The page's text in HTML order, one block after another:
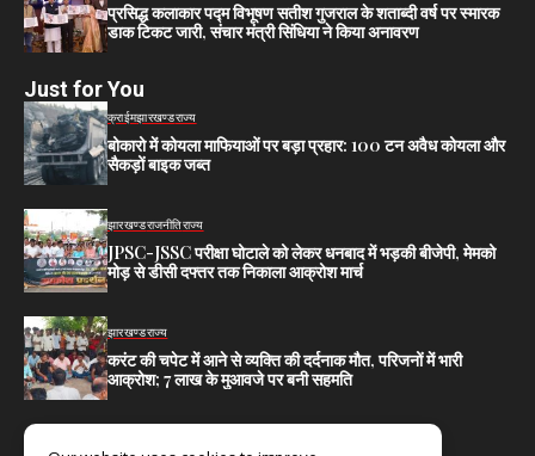
प्रसिद्ध कलाकार पद्म विभूषण सतीश गुजराल के शताब्दी वर्ष पर स्मारक
डाक टिकट जारी, संचार मंत्री सिंधिया ने किया अनावरण
Just for You
क्राईमझारखण्डराज्य
बोकारो में कोयला माफियाओं पर बड़ा प्रहार: 100 टन अवैध कोयला और
सैकड़ों बाइक जब्त
झारखण्डराजनीतिराज्य
JPSC-JSSC परीक्षा घोटाले को लेकर धनबाद में भड़की बीजेपी, मेमको
मोड़ से डीसी दफ्तर तक निकाला आक्रोश मार्च
झारखण्डराज्य
करंट की चपेट में आने से व्यक्ति की दर्दनाक मौत, परिजनों में भारी
आक्रोश; 7 लाख के मुआवजे पर बनी सहमति